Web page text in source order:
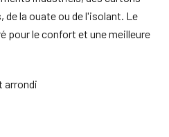
la ouate ou de l'isolant. Le
pour le confort et une meilleure
arrondi